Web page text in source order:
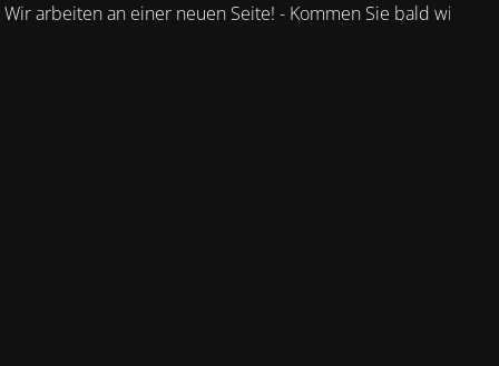
Wir arbeiten an einer neuen Seite! - Kommen Sie bald wieder.